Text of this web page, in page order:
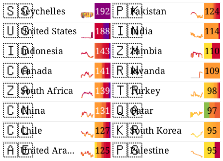
🇸🇨 192
Seychelles
🇺🇸 188
United States
🇮🇩 143
Indonesia
🇨🇦 141
Canada
🇿🇦 139
South Africa
🇨🇳 131
China
🇨🇱 127
Chile
🇦🇪 125
United Arab Emirates
🇵🇰 124
Pakistan
🇮🇳 114
India
🇿🇲 110
Zambia
🇷🇼 109
Rwanda
🇹🇷 98
Turkey
🇶🇦 97
Qatar
🇰🇷 95
South Korea
🇵🇸 95
Palestine